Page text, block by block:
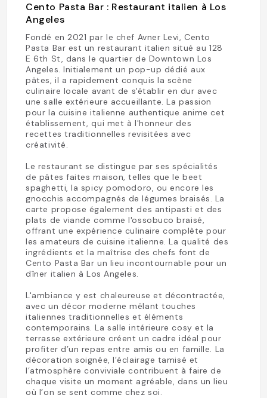
Cento Pasta Bar : Restaurant italien à Los
Angeles
Fondé en 2021 par le chef Avner Levi, Cento
Pasta Bar est un restaurant italien situé au 128
E 6th St, dans le quartier de Downtown Los
Angeles. Initialement un pop-up dédié aux
pâtes, il a rapidement conquis la scène
culinaire locale avant de s'établir en dur avec
une salle extérieure accueillante. La passion
pour la cuisine italienne authentique anime cet
établissement, qui met à l'honneur des
recettes traditionnelles revisitées avec
créativité.
Le restaurant se distingue par ses spécialités
de pâtes faites maison, telles que le beet
spaghetti, la spicy pomodoro, ou encore les
gnocchis accompagnés de légumes braisés. La
carte propose également des antipasti et des
plats de viande comme l'ossobuco braisé,
offrant une expérience culinaire complète pour
les amateurs de cuisine italienne. La qualité des
ingrédients et la maîtrise des chefs font de
Cento Pasta Bar un lieu incontournable pour un
dîner italien à Los Angeles.
L'ambiance y est chaleureuse et décontractée,
avec un décor moderne mêlant touches
italiennes traditionnelles et éléments
contemporains. La salle intérieure cosy et la
terrasse extérieure créent un cadre idéal pour
profiter d’un repas entre amis ou en famille. La
décoration soignée, l’éclairage tamisé et
l’atmosphère conviviale contribuent à faire de
chaque visite un moment agréable, dans un lieu
où l’on se sent comme chez soi.